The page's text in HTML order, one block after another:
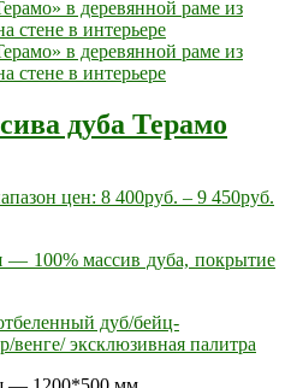
дуба Терамо
цен: 8 400руб. – 9 450руб.
— 100% массив дуба, покрытие
дуб/бейц-
венге/ эксклюзивная палитра